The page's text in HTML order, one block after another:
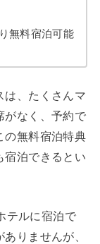
無料宿泊可能
は、たくさんマ
がなく、予約で
の無料宿泊特典
宿泊できるとい
テルに宿泊で
りませんが、